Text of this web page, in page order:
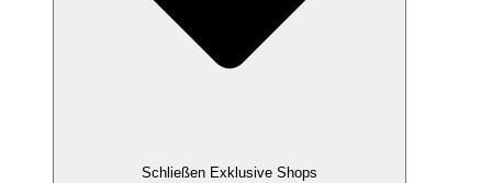
Schließen Exklusive Shops